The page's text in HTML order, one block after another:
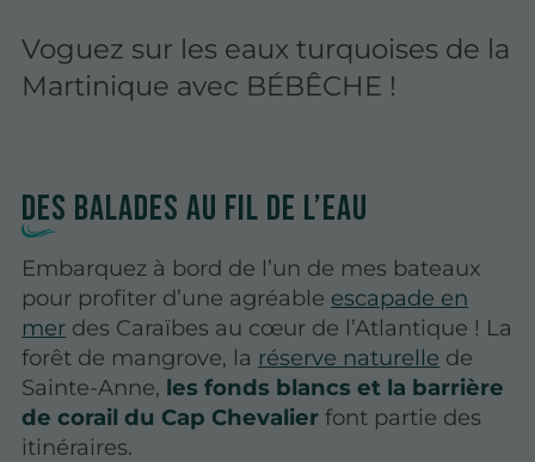
Voguez sur les eaux turquoises de la
Martinique avec BÉBÊCHE !
Des balades au fil de l’eau
Embarquez à bord de l’un de mes bateaux
pour profiter d’une agréable escapade en
mer des Caraïbes au cœur de l’Atlantique ! La
forêt de mangrove, la réserve naturelle de
Sainte-Anne, les fonds blancs et la barrière
de corail du Cap Chevalier font partie des
itinéraires.